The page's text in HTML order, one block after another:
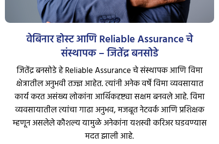
वेबिनार होस्ट आणि Reliable Assurance चे
संस्थापक – जितेंद्र बनसोडे
जितेंद्र बनसोडे हे Reliable Assurance चे संस्थापक आणि विमा
क्षेत्रातील अनुभवी तज्ज्ञ आहेत. त्यांनी अनेक वर्षे विमा व्यवसायात
कार्य करत असंख्य लोकांना आर्थिकदृष्ट्या सक्षम बनवले आहे. विमा
व्यवसायातील त्यांचा गाढा अनुभव, मजबूत नेटवर्क आणि प्रशिक्षक
म्हणून असलेले कौशल्य यामुळे अनेकांना यशस्वी करिअर घडवण्यास
मदत झाली आहे.